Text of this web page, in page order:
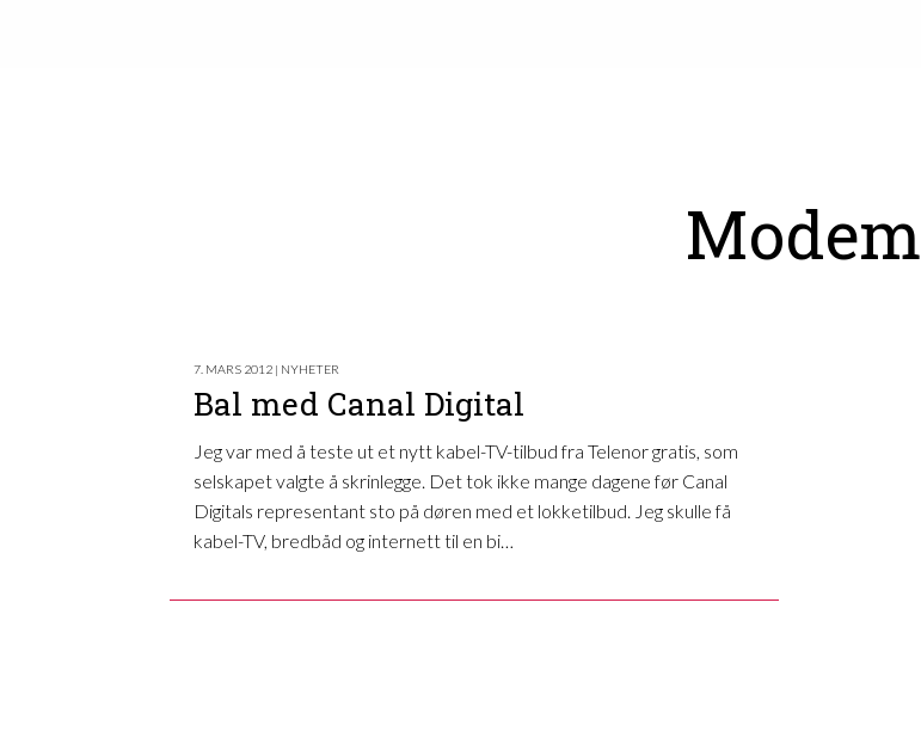
Modem
7. MARS 2012 | NYHETER
Bal med Canal Digital
Jeg var med å teste ut et nytt kabel-TV-tilbud fra Telenor gratis, som
selskapet valgte å skrinlegge. Det tok ikke mange dagene før Canal
Digitals representant sto på døren med et lokketilbud. Jeg skulle få
kabel-TV, bredbåd og internett til en bi…